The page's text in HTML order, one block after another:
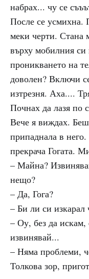
набрах... чу се
После се усмихна.
меки черти. Стана
върху мобилния си
проникването на
доволен? Включи
изтрезня. Аха....
Почнах да лазя по
Вече я виждах.
припаднала в
прекрача Гогата.
– Майна?
нещо?
– Да, Гога?
– Би ли си изкарал
– Оу, без да искам,
извинявай...
– Няма проблеми,
Толкова зор,